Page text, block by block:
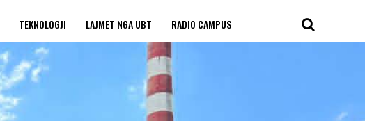
TEKNOLOGJI LAJMET NGA UBT RADIO CAMPUS